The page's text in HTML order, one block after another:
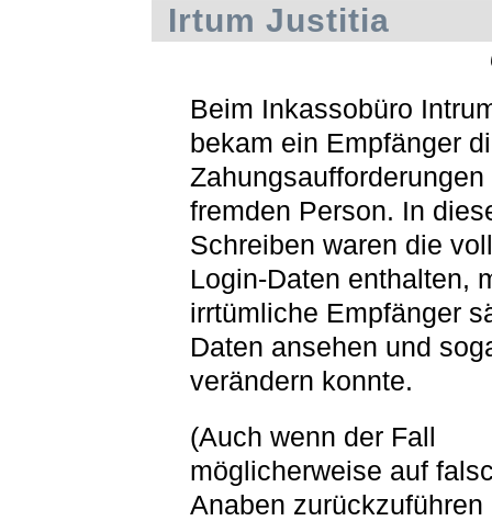
Irtum Justitia
Beim Inkassobüro
bekam ein Empfänger
Zahungsaufforderungen
fremden Person. In
Schreiben waren die
Login-Daten enthalten,
irrtümliche Empfänger
Daten ansehen und
verändern konnte.
(Auch wenn der Fall
möglicherweise auf
Anaben zurückzuführen